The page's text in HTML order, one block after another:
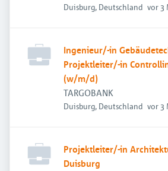
Duisburg, Deutschland vor 3
Ingenieur/-in
Projektleiter/-in
(w/m/d)
TARGOBANK
Duisburg, Deutschland vor 3
Projektleiter/-in
Duisburg